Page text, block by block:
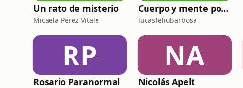
Un rato de misterio
Micaela Pérez Vitale
Cuerpo y mente por el mundo
lucasfeliubarbosa
RP
Rosario Paranormal
NA
Nicolás Apelt